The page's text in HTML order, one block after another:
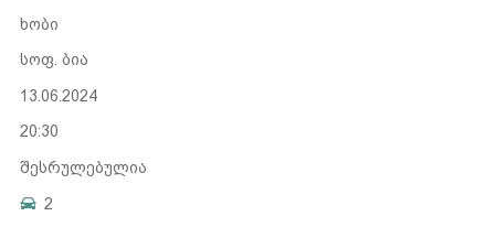
ხობი
სოფ. ბია
13.06.2024
20:30
შესრულებულია
2